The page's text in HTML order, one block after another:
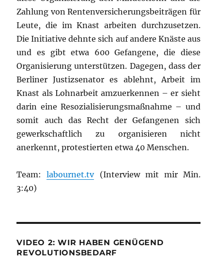
Zahlung von Rentenversicherungsbeiträgen für
Leute, die im Knast arbeiten durchzusetzen.
Die Initiative dehnte sich auf andere Knäste aus
und es gibt etwa 600 Gefangene, die diese
Organisierung unterstützen. Dagegen, dass der
Berliner Justizsenator es ablehnt, Arbeit im
Knast als Lohnarbeit amzuerkennen – er sieht
darin eine Resozialisierungsmaßnahme – und
somit auch das Recht der Gefangenen sich
gewerkschaftlich zu organisieren nicht
anerkennt, protestierten etwa 40 Menschen.
Team:labournet.tv(Interview mit mir Min.
3:40)
VIDEO 2: WIR HABEN GENÜGEND
REVOLUTIONSBEDARF